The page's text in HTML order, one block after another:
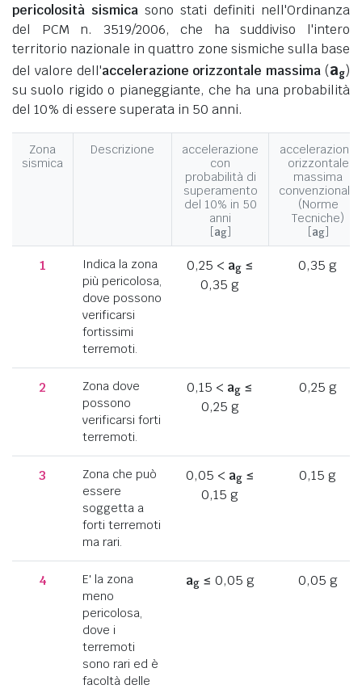
pericolosità sismica sono stati definiti nell'Ordinanza
del PCM n. 3519/2006, che ha suddiviso l'intero
territorio nazionale in quattro zone sismiche sulla base
del valore dell'accelerazione orizzontale massima (ag)
su suolo rigido o pianeggiante, che ha una probabilità
del 10% di essere superata in 50 anni.
Zona
sismica
Descrizione
accelerazione
con
probabilità di
superamento
del 10% in 50
anni
[ag]
accelerazione
orizzontale
massima
convenzionale
(Norme
Tecniche)
[ag]
1
Indica la zona
più pericolosa,
dove possono
verificarsi
fortissimi
terremoti.
0,25 < ag≤
0,35 g
0,35 g
2
Zona dove
possono
verificarsi forti
terremoti.
0,15 < ag ≤
0,25 g
0,25 g
3
Zona che può
essere
soggetta a
forti terremoti
ma rari.
0,05 < ag≤
0,15 g
0,15 g
4
E' la zona
meno
pericolosa,
dove i
terremoti
sono rari ed è
facoltà delle
ag≤ 0,05 g 0,05 g